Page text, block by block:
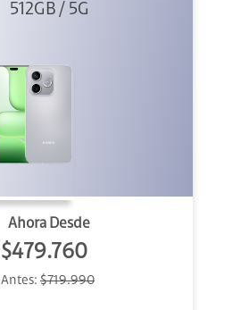
45W
512GB / 5G
Ahora Desde
$479.760
Antes: $719.990